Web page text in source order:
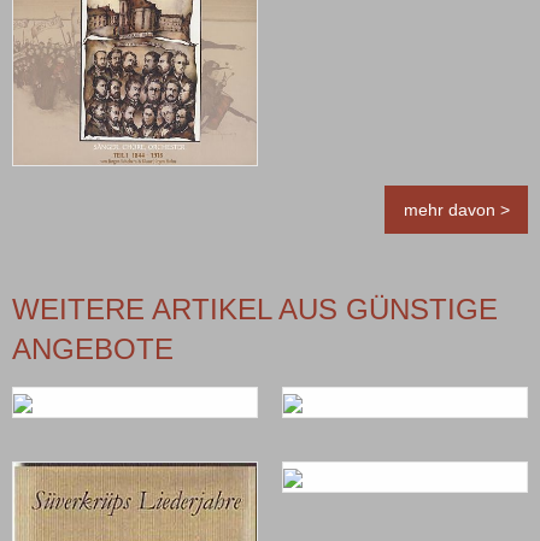
mehr davon >
WEITERE ARTIKEL AUS GÜNSTIGE
ANGEBOTE